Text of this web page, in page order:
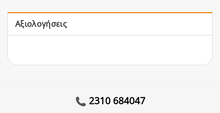
Αξιολογήσεις
2310 684047